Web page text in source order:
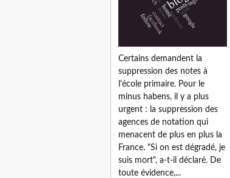
Certains demandent la
suppression des notes à
l'école primaire. Pour le
minus habens, il y a plus
urgent : la suppression des
agences de notation qui
menacent de plus en plus la
France. "Si on est dégradé, je
suis mort", a-t-il déclaré. De
toute évidence,...